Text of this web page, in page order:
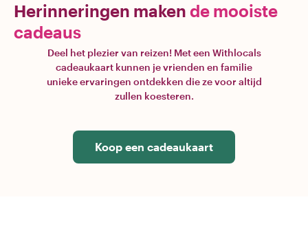
Herinneringen maken de mooiste
cadeaus
Deel het plezier van reizen! Met een Withlocals
cadeaukaart kunnen je vrienden en familie
unieke ervaringen ontdekken die ze voor altijd
zullen koesteren.
Koop een cadeaukaart